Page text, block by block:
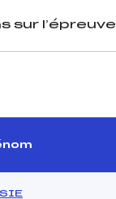
sur l’épreuve